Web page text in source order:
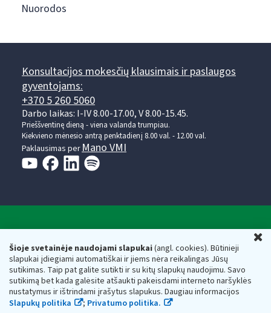
Šioje svetainėje naudojami slapukai(angl. cookies). Būtinieji
slapukai įdiegiami automatiškai ir jiems nėra reikalingas Jūsų
sutikimas. Taip pat galite sutikti ir su kitų slapukų naudojimu. Savo
sutikimą bet kada galėsite atšaukti pakeisdami interneto naršyklės
nustatymus ir ištrindami įrašytus slapukus. Daugiau informacijos
Slapukų politika
; Privatumo politika.
Nuorodos
Konsultacijos mokesčių klausimais ir paslaugos
gyventojams:
+370 5 260 5060
Darbo laikas: I-IV 8.00-17.00, V 8.00-15.45.
Prieššventinę dieną - viena valanda trumpiau.
Kiekvieno mėnesio antrą penktadienį 8.00 val. - 12.00 val.
Paklausimas per Mano VMI
Respublikos finansų ministerijos
Biudžetinė įstaiga. Juridinio asmens kodas — 188659752,
adresas: Vasario 16-osios g. 14, 01107 Vilnius, Lietuva, el.paštas:
vmi@vmi.lt, E. pristatymo dėžutės adresas 188659752
Duomenys apie Valstybinę mokesčių inspekciją prie Lietuvos
Respublikos finansų ministerijos kaupiami ir saugomi Juridinių